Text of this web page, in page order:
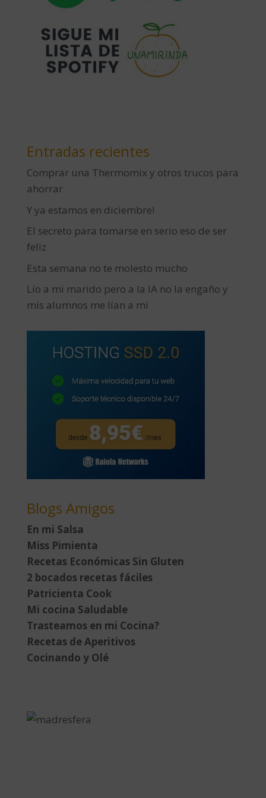
Entradas recientes
Comprar una Thermomix y otros trucos para
ahorrar
Y ya estamos en diciembre!
El secreto para tomarse en serio eso de ser
feliz
Esta semana no te molesto mucho
Lío a mi marido pero a la IA no la engaño y
mis alumnos me lían a mí
Blogs Amigos
En mi Salsa
Miss Pimienta
Recetas Económicas Sin Gluten
2 bocados recetas fáciles
Patricienta Cook
Mi cocina Saludable
Trasteamos en mi Cocina?
Recetas de Aperitivos
Cocinando y Olé